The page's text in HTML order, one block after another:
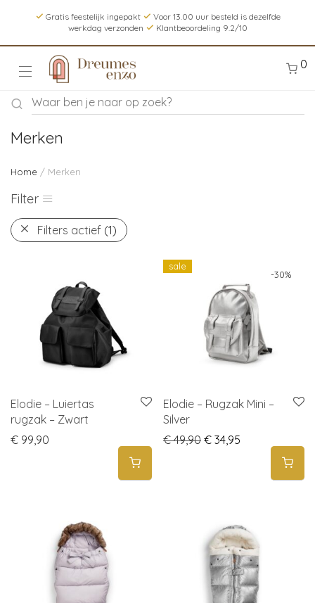
Gratis feestelijk ingepakt
Voor 13.00 uur besteld is dezelfde
werkdag verzonden
Klantbeoordeling 9.2/10
0
Merken
Home / Merken
Filter
Filters actief (1)
Elodie – Luiertas
rugzak – Zwart
€ 99,90
-30%
sale
Elodie – Rugzak Mini –
Silver
€49,90 Original price was: €
€ 34,95